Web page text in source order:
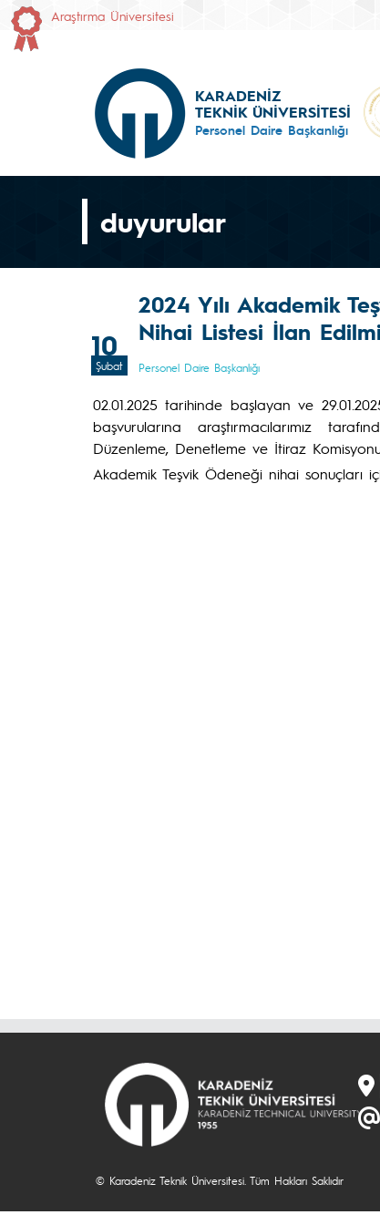
Araştırma Üniversitesi
KARADENİZ
TEKNİK ÜNİVERSİTESİ
Personel Daire Başkanlığı
duyurular
10
Şubat
2024 Yılı Akademik
Nihai Listesi İlan
Personel Daire Başkanlığı
02.01.2025 tarihinde başlayan ve
başvurularına araştırmacılarımız
Düzenleme, Denetleme ve İtiraz
Akademik Teşvik Ödeneği nihai sonuçları
© Karadeniz Teknik Üniversitesi. Tüm Hakları Saklıdır